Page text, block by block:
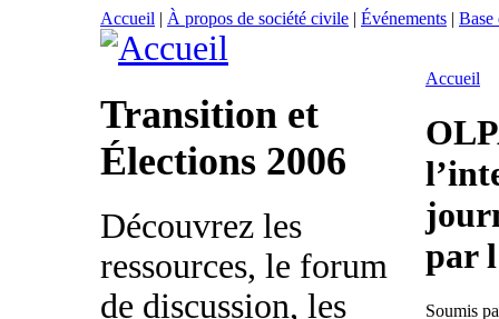
Accueil | À propos de société civile | Événements | Base
Transition et
Élections 2006
Découvrez les
ressources, le forum
de discussion, les
Accueil
par
Soumis